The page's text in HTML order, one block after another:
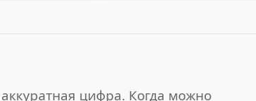
цифра. Когда можно